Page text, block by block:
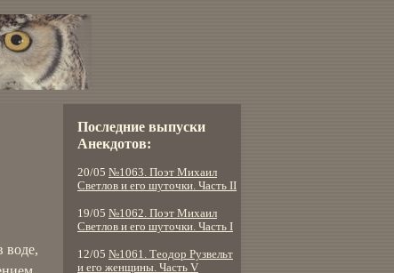
воде,
Последние выпуски
Анекдотов:
20/05 №1063. Поэт Михаил
Светлов и его шуточки. Часть II
19/05 №1062. Поэт Михаил
Светлов и его шуточки. Часть I
12/05 №1061. Теодор Рузвельт
и его женщины. Часть V